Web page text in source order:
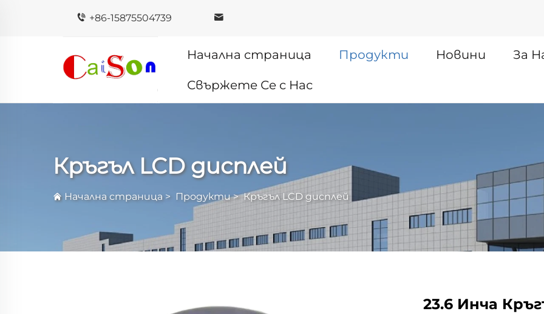
+86-15875504739
Начална страница Продукти Новини За
Свържете Се с Нас
Кръгъл LCD дисплей
Начална страница> Продукти>Кръгъл LCD дисплей
23.6 Инча